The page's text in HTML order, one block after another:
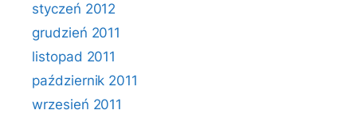
styczeń 2012
grudzień 2011
listopad 2011
październik 2011
wrzesień 2011